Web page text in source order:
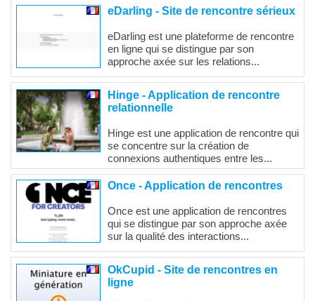
eDarling - Site de rencontre sérieux
eDarling est une plateforme de rencontre
en ligne qui se distingue par son
approche axée sur les relations...
Hinge - Application de rencontre
relationnelle
Hinge est une application de rencontre qui
se concentre sur la création de
connexions authentiques entre les...
Once - Application de rencontres
Once est une application de rencontres
qui se distingue par son approche axée
sur la qualité des interactions...
OkCupid - Site de rencontres en
ligne